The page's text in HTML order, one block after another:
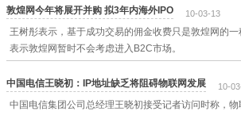
敦煌网今年将展开并购 拟3年内海外IPO 10-03-13
王树彤表示，基于成功交易的佣金收费只是敦煌网的
表示敦煌网暂时不会考虑进入B2C市场。
中国电信王晓初：IP地址缺乏将阻碍物联网发展 10-
中国电信集团公司总经理王晓初接受记者访问时称，